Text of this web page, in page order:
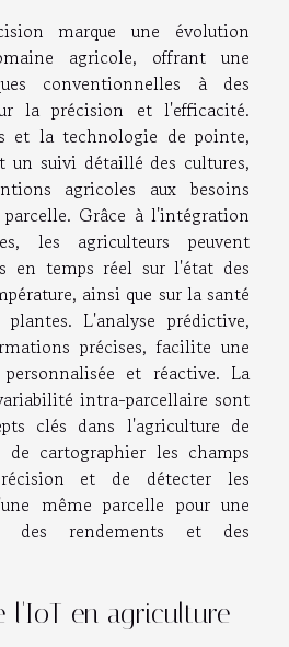
marque une évolution
agricole, offrant une
conventionnelles à des
la précision et l'efficacité.
et la technologie de pointe,
un suivi détaillé des cultures,
agricoles aux besoins
parcelle. Grâce à l'intégration
les agriculteurs peuvent
en temps réel sur l'état des
ainsi que sur la santé
L'analyse prédictive,
précises, facilite une
et réactive. La
intra-parcellaire sont
clés dans l'agriculture de
cartographier les champs
et de détecter les
même parcelle pour une
des rendements et des
l'IoT en agriculture